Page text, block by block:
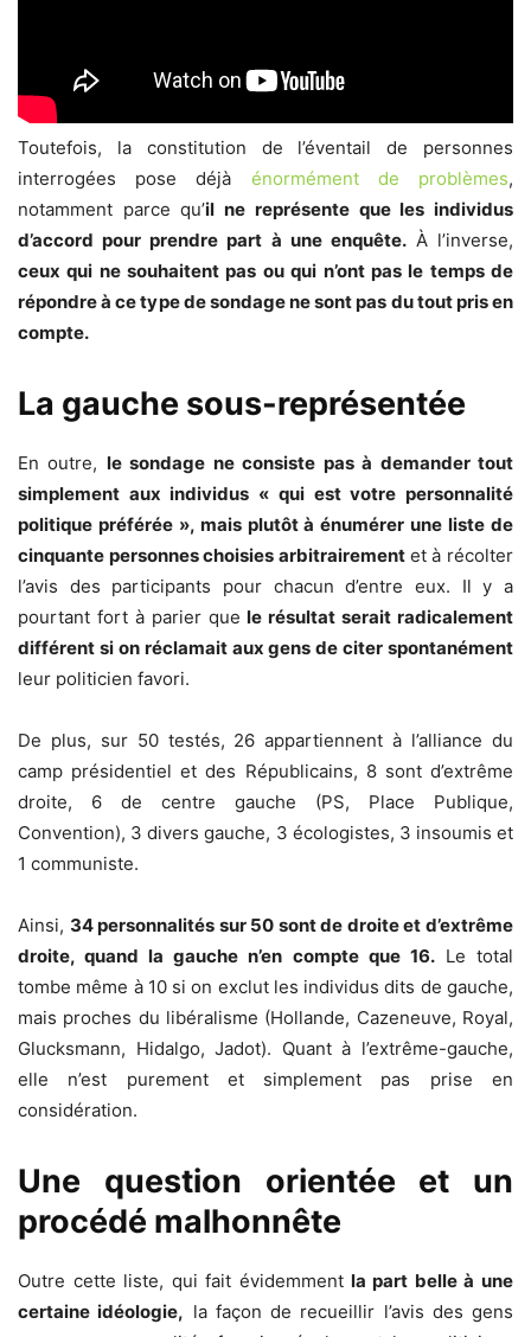
Toutefois, la constitution de l’éventail de personnes
interrogées pose déjà énormément de problèmes,
notamment parce qu’il ne représente que les individus
d’accord pour prendre part à une enquête.À l’inverse,
ceux qui ne souhaitent pas ou qui n’ont pas le temps de
répondre à ce type de sondage ne sont pas du tout pris en
compte.
La gauche sous-représentée
En outre, le sondage ne consiste pas à demander tout
simplement aux individus « qui est votre personnalité
politique préférée », mais plutôt à énumérer une liste de
cinquante personnes choisies arbitrairement et à récolter
l’avis des participants pour chacun d’entre eux. Il y a
pourtant fort à parier quele résultat serait radicalement
différent si on réclamait aux gens de citer spontanément
leur politicien favori.
De plus, sur 50 testés, 26 appartiennent à l’alliance du
camp présidentiel et des Républicains, 8 sont d’extrême
droite, 6 de centre gauche (PS, Place Publique,
Convention), 3 divers gauche, 3 écologistes, 3 insoumis et
1 communiste.
Ainsi, 34 personnalités sur 50 sont de droite et d’extrême
droite, quand la gauche n’en compte que 16.Le total
tombe même à 10 si on exclut les individus dits de gauche,
mais proches du libéralisme (Hollande, Cazeneuve, Royal,
Glucksmann, Hidalgo, Jadot). Quant à l’extrême-gauche,
elle n’est purement et simplement pas prise en
considération.
Une question orientée et un
procédé malhonnête
Outre cette liste, qui fait évidemment la part belle à une
certaine idéologie, la façon de recueillir l’avis des gens